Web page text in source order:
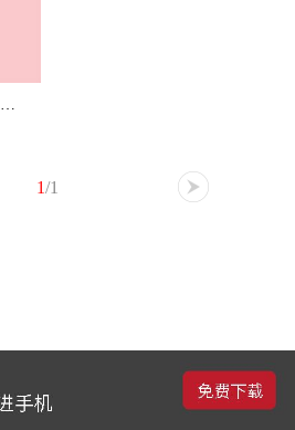
1/1